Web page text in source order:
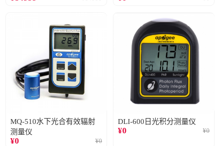
MQ-510水下光合有效辐射
测量仪
¥0 ¥0
DLI-600日光积分测量仪
¥0 ¥0